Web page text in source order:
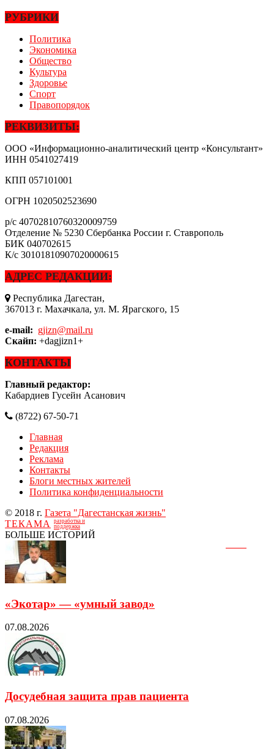
РУБРИКИ
Политика
Экономика
Общество
Культура
Здоровье
Спорт
Правопорядок
РЕКВИЗИТЫ:
ООО «Информационно-аналитический центр «Консультант»
ИНН 0541027419
КПП 057101001
ОГРН 1020502523690
р/с 40702810760320009759
Отделение № 5230 Сбербанка России г. Ставрополь
БИК 040702615
К/с 30101810907020000615
АДРЕС РЕДАКЦИИ:
Республика Дагестан,
367013 г. Махачкала, ул. М. Ярагского, 15
e-mail: gjizn@mail.ru
Скайп: +dagjizn1+
КОНТАКТЫ
Главный редактор:
Кабардиев Гусейн Асанович
(8722) 67-50-71
Главная
Редакция
Реклама
Контакты
Блоги местных жителей
Политика конфиденциальности
© 2018 г. Газета "Дагестанская жизнь"
ТЕКАМА
разработка и
поддержка
БОЛЬШЕ ИСТОРИЙ
«Экотар» — «умный завод»
07.08.2026
Досудебная защита прав пациента
07.08.2026